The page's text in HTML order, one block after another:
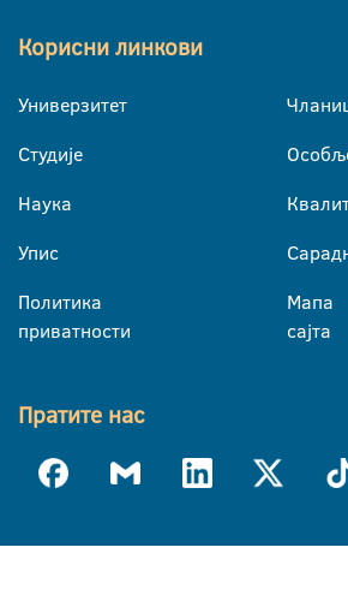
Корисни линкови
Универзитет
Студије
Наука
Упис
Политика
приватности
Мапа
сајта
Пратите нас